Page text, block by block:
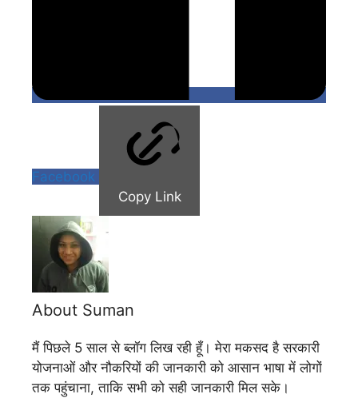
Facebook
Copy Link
About Suman
मैं पिछले 5 साल से ब्लॉग लिख रही हूँ। मेरा मकसद है सरकारी
योजनाओं और नौकरियों की जानकारी को आसान भाषा में लोगों
तक पहुंचाना, ताकि सभी को सही जानकारी मिल सके।